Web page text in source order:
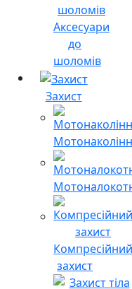
Аксесуари
до
шоломів
Захист
Компресійний
захист